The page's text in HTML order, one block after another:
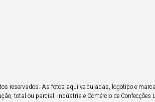
reservados. As fotos aqui veiculadas, logotipo e
total ou parcial. Indústria e Comércio de Confecções